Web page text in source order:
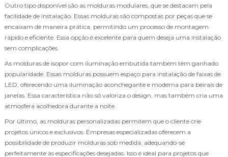
Outro tipo disponível são as molduras modulares, que se destacam pela
facilidade de instalação. Essas molduras são compostas por peças que se
encaixam de maneira prática, permitindo um processo de montagem
rápido e eficiente. Essa opção é excelente para quem deseja uma instalação
sem complicações.
As molduras de isopor com iluminação embutida também têm ganhado
popularidade. Essas molduras possuem espaço para instalação de faixas de
LED, oferecendo uma iluminação aconchegante e moderna para beirais de
janelas. Essa característica não só valoriza o design, mas também cria uma
atmosfera acolhedora durante a noite.
Por último, as molduras personalizadas permitem que o cliente crie
projetos únicos e exclusivos. Empresas especializadas oferecem a
possibilidade de produzir molduras sob medida, adequando-se
perfeitamente às especificações desejadas. Isso é ideal para projetos que